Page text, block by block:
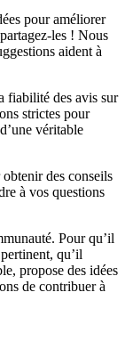
pour améliorer
les ! Nous
aident à
fiabilité des avis sur
strictes pour
véritable
des conseils
à vos questions
Pour qu’il
qu’il
propose des idées
de contribuer à